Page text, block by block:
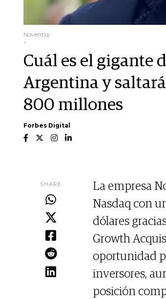
Noventiq-
-
Cuál es el gigante
Argentina y
800 millones
Forbes Digital
SHARE
La empresa
Nasdaq con
dólares
Growth
oportunidad
inversores,
posición